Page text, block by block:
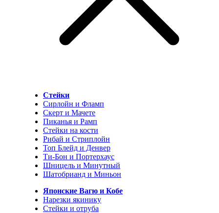
Стейки
Сирлойн и Фламп
Скерт и Мачете
Пиканья и Рамп
Стейки на кости
Рибай и Стриплойн
Топ Блейд и Денвер
Ти-Бон и Портерхаус
Шницель и Минутный
Шатобрианд и Миньон
Японские Вагю и Кобе
Нарезки якинику
Стейки и отруба